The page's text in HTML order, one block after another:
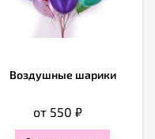
Воздушные шарики
от 550₽